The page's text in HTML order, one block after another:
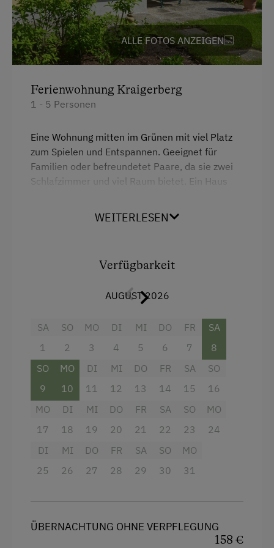
Liegewiese
Minigolf
Nordic Walking
Radwege
Reitwege
Strand
Tennisplatz
Zusätzliche Ausstattungsmerkmale
Radfahren
E-Bike-Verleih
Golf
Badeurlaub
Bäuerliches Handwerk
Kulinarik zum Miterleben / In der Hofküche
ALLE FOTOS ANZEIGEN
Ferienwohnung Kraigerberg
1 - 5 Personen
Eine Wohnung mitten im Grünen mit viel Platz
zum Spielen und Entspannen. Geeignet für
Familien oder befreundetet Paare, da sie zwei
Schlafzimmer und viel Raum bietet. Ein Haus
Homepage lohnt sichwww.schrattenfeld.at.
Backofen
Balkon/Terrasse
Dusche
Fernseher
Garten
Reinigungsausstattung in der Wohnung
WEITERLESEN
Verfügbarkeit
AUGUST 2026
SA
1
SO
2
MO
3
DI
4
MI
5
DO
6
FR
7
SA
8
SO
9
MO
10
DI
11
MI
12
DO
13
FR
14
SA
15
SO
16
MO
17
DI
18
MI
19
DO
20
FR
21
SA
22
SO
23
MO
24
DI
25
MI
26
DO
27
FR
28
SA
29
SO
30
MO
31
ÜBERNACHTUNG OHNE VERPFLEGUNG
158 €